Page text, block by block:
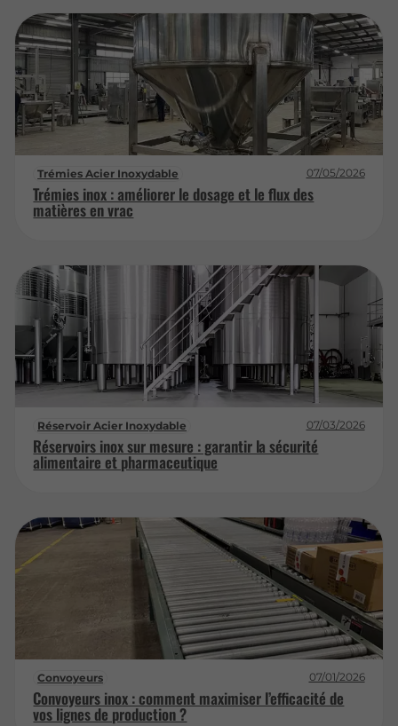
Trémies Acier Inoxydable 07/05/2026
Trémies inox : améliorer le dosage et le flux des
matières en vrac
Réservoir Acier Inoxydable 07/03/2026
Réservoirs inox sur mesure : garantir la sécurité
alimentaire et pharmaceutique
Convoyeurs 07/01/2026
Convoyeurs inox : comment maximiser l’efficacité de
vos lignes de production ?